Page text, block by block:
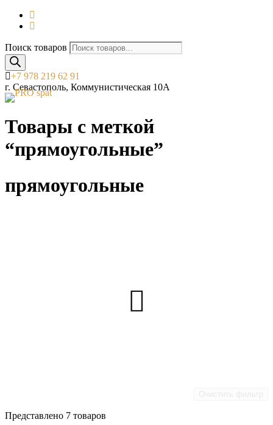
Поиск товаров
+7 978 219 62 91
г. Севастополь, Коммунистическая 10А
Товары с меткой
“прямоугольные”
прямоугольные
Представлено 7 товаров